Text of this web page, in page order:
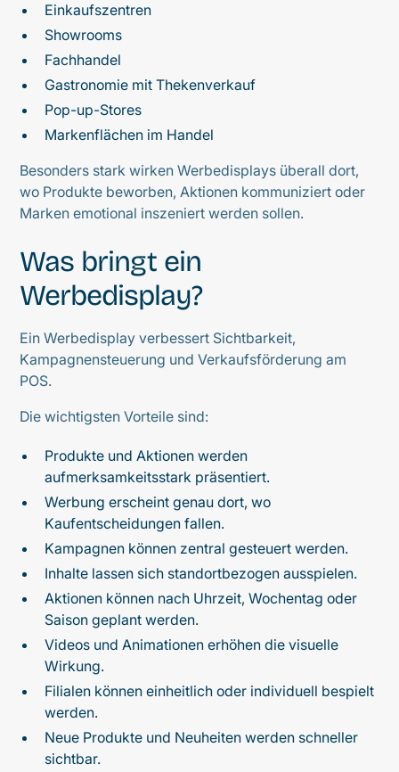
Einkaufszentren
Showrooms
Fachhandel
Gastronomie mit Thekenverkauf
Pop-up-Stores
Markenflächen im Handel
Besonders stark wirken Werbedisplays überall dort,
wo Produkte beworben, Aktionen kommuniziert oder
Marken emotional inszeniert werden sollen.
Was bringt ein
Werbedisplay?
Ein Werbedisplay verbessert Sichtbarkeit,
Kampagnensteuerung und Verkaufsförderung am
POS.
Die wichtigsten Vorteile sind:
Produkte und Aktionen werden
aufmerksamkeitsstark präsentiert.
Werbung erscheint genau dort, wo
Kaufentscheidungen fallen.
Kampagnen können zentral gesteuert werden.
Inhalte lassen sich standortbezogen ausspielen.
Aktionen können nach Uhrzeit, Wochentag oder
Saison geplant werden.
Videos und Animationen erhöhen die visuelle
Wirkung.
Filialen können einheitlich oder individuell bespielt
werden.
Neue Produkte und Neuheiten werden schneller
sichtbar.